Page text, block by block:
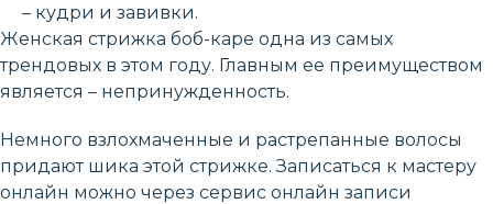
– кудри и завивки.
Женская стрижка боб-каре одна из самых
трендовых в этом году. Главным ее преимуществом
является – непринужденность.
Немного взлохмаченные и растрепанные волосы
придают шика этой стрижке. Записаться к мастеру
онлайн можно через сервис онлайн записи